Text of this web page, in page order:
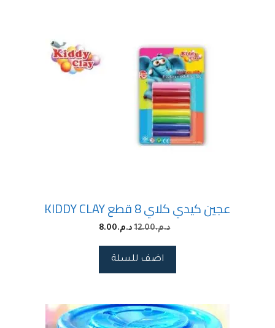
عجين كيدي كلاي 8 قطع KIDDY CLAY
د.م.12.00 د.م.8.00
اضف للسلة